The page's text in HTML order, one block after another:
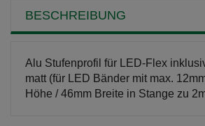
BESCHREIBUNG
Alu Stufenprofil für LED-Flex
matt (für LED Bänder mit max.
Höhe / 46mm Breite in Stange zu